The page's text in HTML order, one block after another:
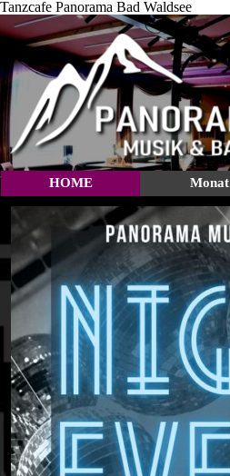
Tanzcafe Panorama Bad Waldsee
HOME Monat